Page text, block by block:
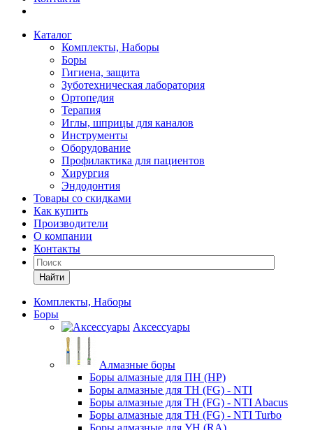
Каталог
Комплекты, Наборы
Боры
Гигиена, защита
Зуботехническая лаборатория
Ортопедия
Терапия
Иглы, шприцы для каналов
Инструменты
Оборудование
Профилактика для пациентов
Хирургия
Эндодонтия
Товары со скидками
Как купить
Производители
О компании
Контакты
Найти
Комплекты, Наборы
Боры
Аксессуары
Алмазные боры
Боры алмазные для ПН (HP)
Боры алмазные для ТН (FG) - NTI
Боры алмазные для ТН (FG) - NTI Abacus
Боры алмазные для ТН (FG) - NTI Turbo
Боры алмазные для УН (RA)